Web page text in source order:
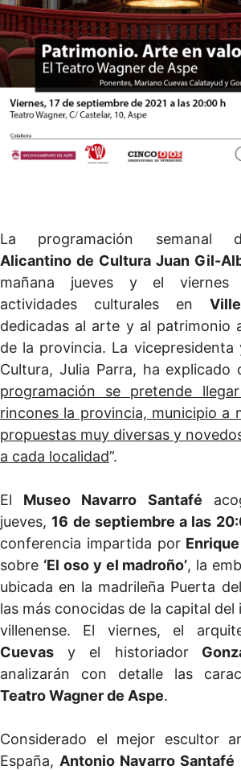
La programación semanal
Alicantino de Cultura Juan Gil-
mañana jueves y el viernes
actividades culturales en
dedicadas al arte y al patrimonio
de la provincia. La vicepresidenta
Cultura, Julia Parra, ha explicado
programación se pretende
rincones la provincia, municipio a
propuestas muy diversas y
a cada localidad”.
El Museo Navarro Santafé
jueves, 16 de septiembre a las
conferencia impartida por
sobre ‘El oso y el madroño’, la
ubicada en la madrileña Puerta
las más conocidas de la capital
villenense. El viernes, el
Cuevas y el historiador
analizarán con detalle las
Teatro Wagner de Aspe.
Considerado el mejor escultor
España, Antonio Navarro Santafé